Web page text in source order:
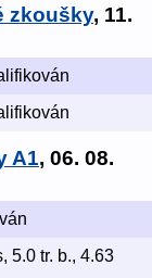
zkoušky, 11.
A1, 06. 08.
5.0 tr. b., 4.63